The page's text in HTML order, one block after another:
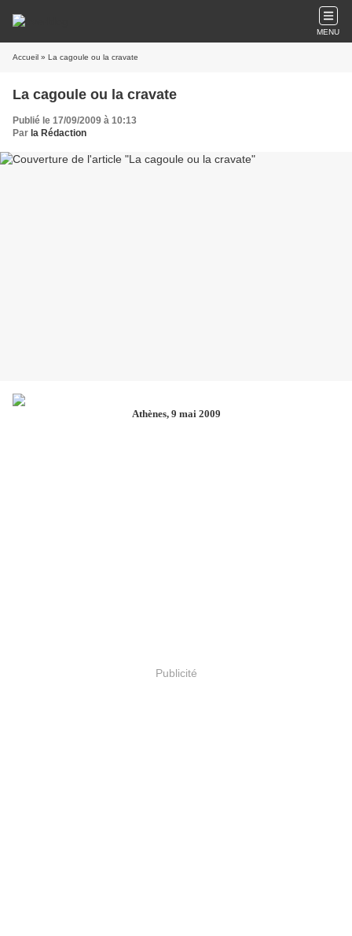
MENU
Accueil » La cagoule ou la cravate
La cagoule ou la cravate
Publié le 17/09/2009 à 10:13
Par la Rédaction
Athènes, 9 mai 2009
Publicité